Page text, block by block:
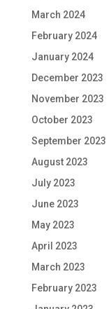
March 2024
February 2024
January 2024
December 2023
November 2023
October 2023
September 2023
August 2023
July 2023
June 2023
May 2023
April 2023
March 2023
February 2023